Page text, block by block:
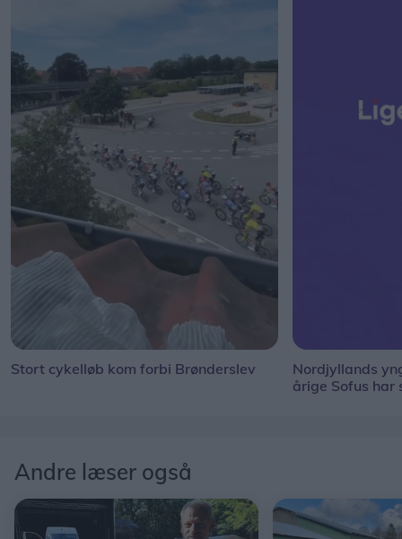
Stort cykelløb kom forbi Brønderslev
Nordjyllands
årige Sofus har
Andre læser også